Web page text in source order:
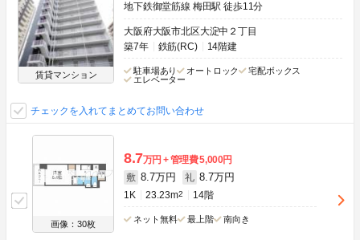
賃貸マンション
地下鉄御堂筋線 梅田駅 徒歩11分
大阪府大阪市北区大淀中２丁目
築7年
鉄筋(RC) 14階建
駐車場あり オートロック
宅配ボックス
エレベーター
チェックを入れてまとめてお問い合わせ
画像：30枚
8.7万円 管理費5,000円
敷 8.7万円 礼 8.7万円
1K 23.23m2 14階
ネット無料 最上階 南向き